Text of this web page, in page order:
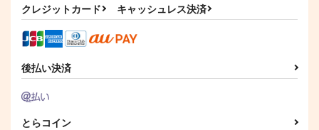
クレジットカード キャッシュレス決済
後払い決済
とらコイン